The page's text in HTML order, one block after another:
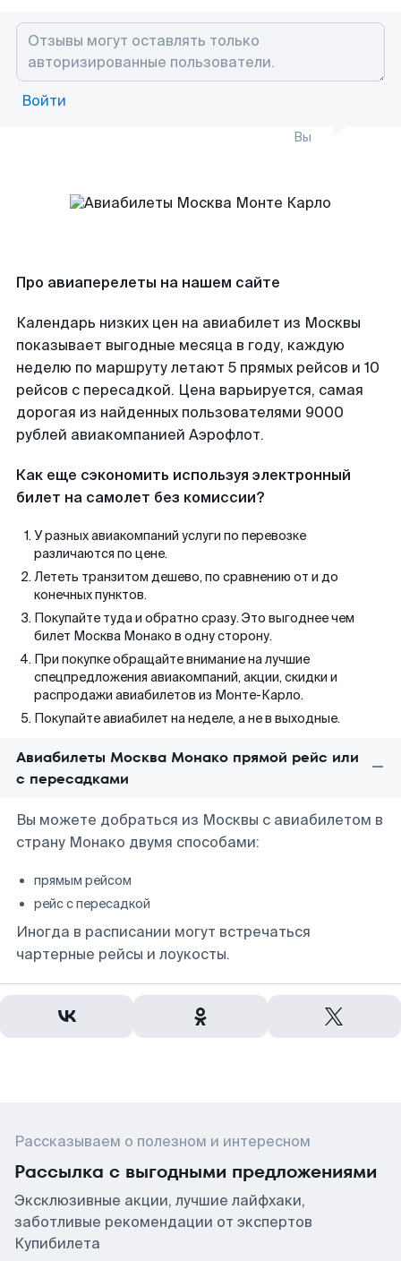
Войти
Вы
Про авиаперелеты на нашем сайте
Календарь низких цен на авиабилет из Москвы
показывает выгодные месяца в году, каждую
неделю по маршруту летают 5 прямых рейсов и 10
рейсов с пересадкой. Цена варьируется, самая
дорогая из найденных пользователями 9000
рублей авиакомпанией Аэрофлот.
Как еще сэкономить используя электронный
билет на самолет без комиссии?
У разных авиакомпаний услуги по перевозке
различаются по цене.
Лететь транзитом дешево, по сравнению от и до
конечных пунктов.
Покупайте туда и обратно сразу. Это выгоднее чем
билет Москва Монако в одну сторону.
При покупке обращайте внимание на лучшие
спецпредложения авиакомпаний, акции, скидки и
распродажи авиабилетов из Монте-Карло.
Покупайте авиабилет на неделе, а не в выходные.
Авиабилеты Москва Монако прямой рейс или
с пересадками
Вы можете добраться из Москвы с авиабилетом в
страну Монако двумя способами:
прямым рейсом
рейс с пересадкой
Иногда в расписании могут встречаться
чартерные рейсы и лоукосты.
Рассказываем о полезном и интересном
Рассылка с выгодными предложениями
Эксклюзивные акции, лучшие лайфхаки,
заботливые рекомендации от экспертов
Купибилета